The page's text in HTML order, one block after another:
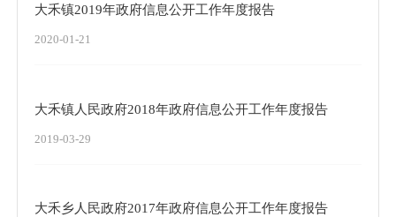
大禾镇2019年政府信息公开工作年度报告
2020-01-21
大禾镇人民政府2018年政府信息公开工作年度报告
2019-03-29
大禾乡人民政府2017年政府信息公开工作年度报告